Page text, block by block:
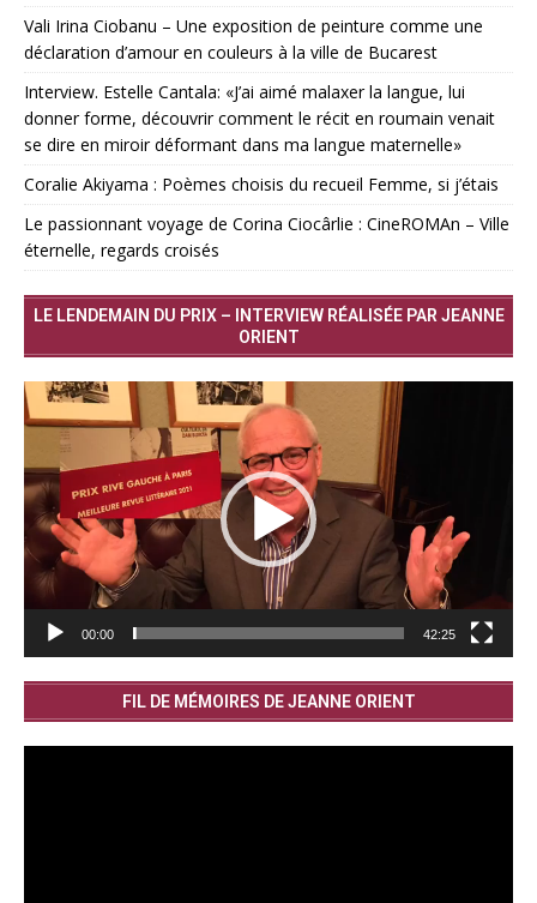
Vali Irina Ciobanu – Une exposition de peinture comme une
déclaration d’amour en couleurs à la ville de Bucarest
Interview. Estelle Cantala: «J’ai aimé malaxer la langue, lui
donner forme, découvrir comment le récit en roumain venait
se dire en miroir déformant dans ma langue maternelle»
Coralie Akiyama : Poèmes choisis du recueil Femme, si j’étais
Le passionnant voyage de Corina Ciocârlie : CineROMAn – Ville
éternelle, regards croisés
LE LENDEMAIN DU PRIX – INTERVIEW RÉALISÉE PAR JEANNE
ORIENT
Lecteur
vidéo
00:00 42:25
FIL DE MÉMOIRES DE JEANNE ORIENT